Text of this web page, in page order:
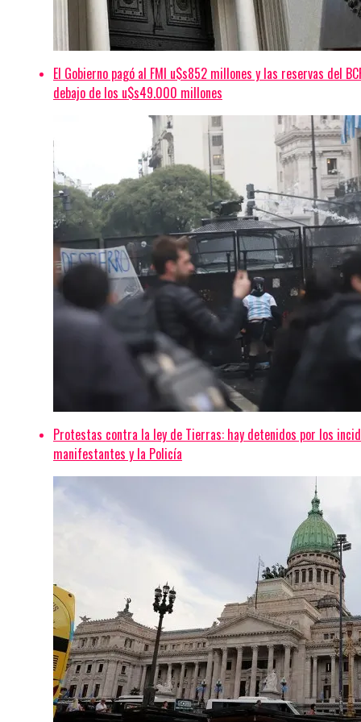
Se celebró el 1º Encuentro de Centros Integradores
El Gobierno pagó al FMI u$s852 millones y las reservas del
debajo de los u$s49.000 millones
Protestas contra la ley de Tierras: hay detenidos por los
manifestantes y la Policía